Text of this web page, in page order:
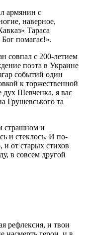
армянин с
наверное,
Тараса
помагає!».
совпал с 200-летием
поэта в Украине
событий один
к торжественной
дух Шевченка, я вас
Грушевського та
страшном и
и стеклось. И по-
и от старых стихов
в совсем другой
рефлексия, и твои